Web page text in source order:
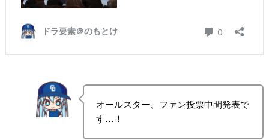
オールスター、ファン投票中間発表で
す…！